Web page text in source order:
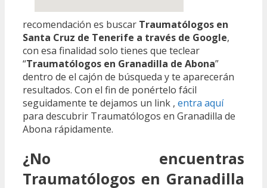
recomendación es buscar Traumatólogos en
Santa Cruz de Tenerife a través de Google,
con esa finalidad solo tienes que teclear
“Traumatólogos en Granadilla de Abona”
dentro de el cajón de búsqueda y te aparecerán
resultados. Con el fin de ponértelo fácil
seguidamente te dejamos un link , entra aquí
para descubrir Traumatólogos en Granadilla de
Abona rápidamente.
¿No encuentras
Traumatólogos en Granadilla